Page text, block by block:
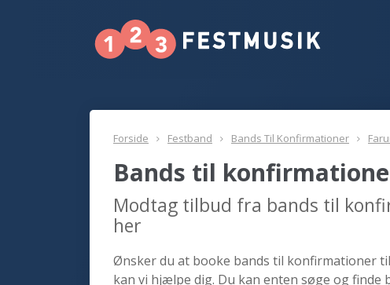
Forside Festband Bands Til Konfirmationer
Bands til
Modtag tilbud fra bands til
her
Ønsker du at booke bands til konfirmationer
kan vi hjælpe dig. Du kan enten søge og